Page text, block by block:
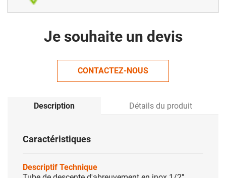
Je souhaite un devis
CONTACTEZ-NOUS
Description Détails du produit
Caractéristiques
Descriptif Technique